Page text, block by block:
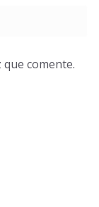
comente.